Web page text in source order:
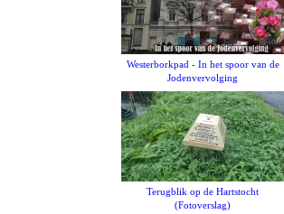
Westerborkpad - In het spoor van de
Jodenvervolging
Terugblik op de Hartstocht
(Fotoverslag)